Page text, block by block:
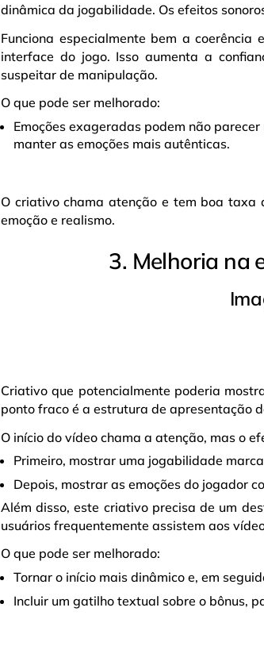
dinâmica da jogabilidade. Os efeitos
Funciona especialmente bem a
interface do jogo. Isso aumenta a
suspeitar de manipulação.
O que pode ser melhorado:
Emoções exageradas podem não
manter as emoções mais autênticas.
O criativo chama atenção e tem boa taxa
emoção e realismo.
3. Melhoria na
Criativo que potencialmente poderia
ponto fraco é a estrutura de apresentação
O início do vídeo chama a atenção, mas o
Primeiro, mostrar uma jogabilidade
Depois, mostrar as emoções do jogador
Além disso, este criativo precisa de um
usuários frequentemente assistem aos
O que pode ser melhorado:
Tornar o início mais dinâmico e, em
Incluir um gatilho textual sobre o bônus,